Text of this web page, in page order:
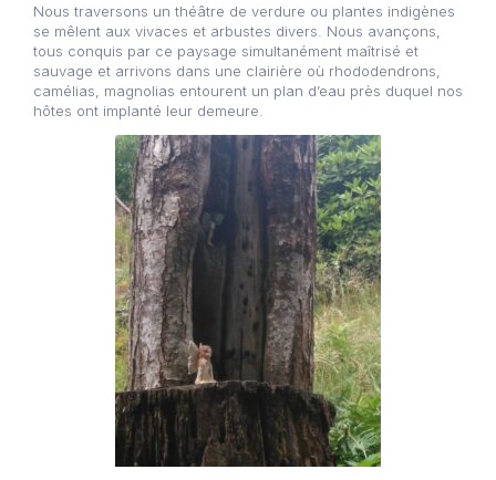
Nous traversons un théâtre de verdure ou plantes indigènes
se mêlent aux vivaces et arbustes divers. Nous avançons,
tous conquis par ce paysage simultanément maîtrisé et
sauvage et arrivons dans une clairière où rhododendrons,
camélias, magnolias entourent un plan d’eau près duquel nos
hôtes ont implanté leur demeure.